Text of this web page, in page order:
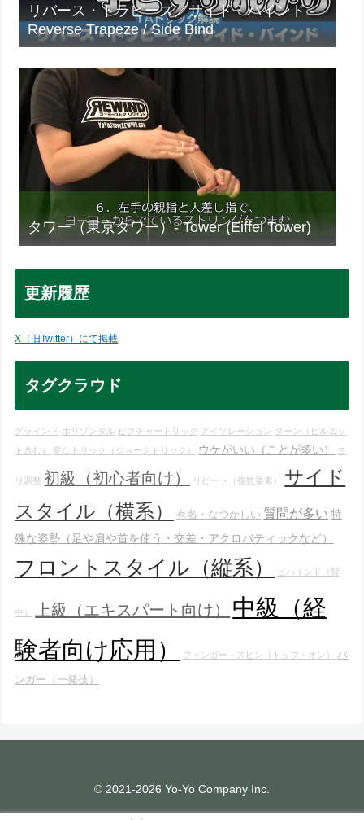
リバース・トラピーズ／サイド・バインド -
Reverse Trapeze / Side Bind
タワー（東京タワー）- Tower (Eiffel Tower)
更新履歴
X（旧Twitter）にて掲載
タグクラウド
グラインド ホリゾンタル ピクチャートリック アイソレーション ターン（ピルエッ
ト含む）
変なトリック（ジョークトリック） ウケがいい（ことが多い） ヨ
リ調整 初級（初心者向け） リピート（複数要素）
サイド
スタイル（横系）
有名・なつかしい 質問が多い 特
殊な姿勢（足や肩や首を使う・交差・アクロバティックなど）
フロントスタイル（縦系） ビハインド（背
中） 上級（エキスパート向け）
中級（経
験者向け応用）
フィンガー・スピン（トップ・オン） バ
ンガー（一発技）
© 2021-2026 Yo-Yo Company Inc.